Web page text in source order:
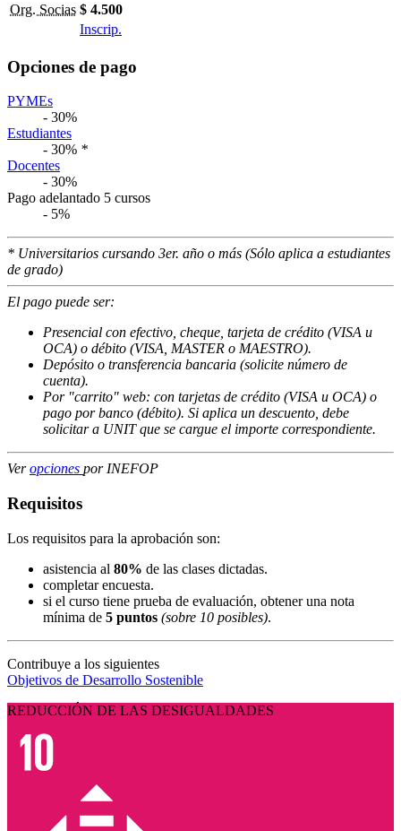
Org. Socias $ 4.500
Inscrip.
Opciones de pago
PYMEs
- 30%
Estudiantes
- 30% *
Docentes
- 30%
Pago adelantado 5 cursos
- 5%
* Universitarios cursando 3er. año o más (Sólo aplica a estudiantes
de grado)
El pago puede ser:
Presencial con efectivo, cheque, tarjeta de crédito (VISA u
OCA) o débito (VISA, MASTER o MAESTRO).
Depósito o transferencia bancaria (solicite número de
cuenta).
Por "carrito" web: con tarjetas de crédito (VISA u OCA) o
pago por banco (débito). Si aplica un descuento, debe
solicitar a UNIT que se cargue el importe correspondiente.
Veropciones por INEFOP
Requisitos
Los requisitos para la aprobación son:
asistencia al 80% de las clases dictadas.
completar encuesta.
si el curso tiene prueba de evaluación, obtener una nota
mínima de 5 puntos (sobre 10 posibles).
Contribuye a los siguientes
Objetivos de Desarrollo Sostenible
REDUCCIÓN DE LAS DESIGUALDADES